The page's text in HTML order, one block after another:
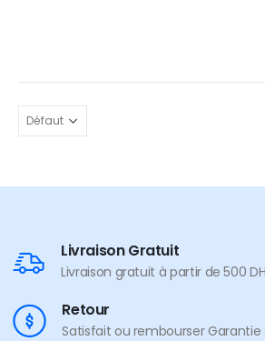
Livraison Gratuit
Livraison gratuit à partir de 500
Retour
Satisfait ou rembourser Garantie